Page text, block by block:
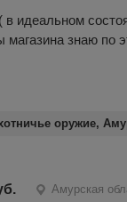
идеальном
магазина знаю по
оружие,
Амурская